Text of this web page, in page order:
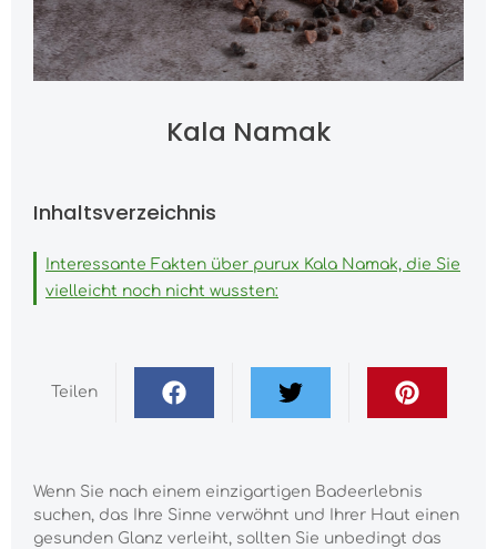
Kala Namak
Inhaltsverzeichnis
Interessante Fakten über purux Kala Namak, die Sie
vielleicht noch nicht wussten:
Teilen
Wenn Sie nach einem einzigartigen Badeerlebnis
suchen, das Ihre Sinne verwöhnt und Ihrer Haut einen
gesunden Glanz verleiht, sollten Sie unbedingt das